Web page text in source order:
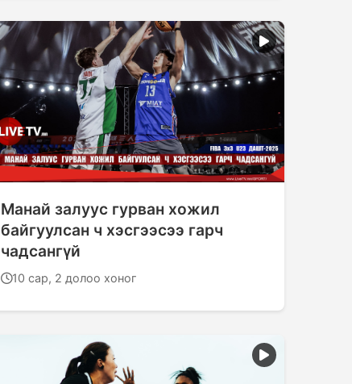
Манай залуус гурван хожил
байгуулсан ч хэсгээсээ гарч
чадсангүй
10 сар, 2 долоо хоног